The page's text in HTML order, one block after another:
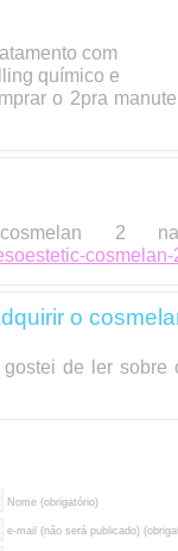
com
químico e
o 2pra
2
cosmelan-
o
de ler sobre
Nome (obrigatório)
e-mail (não será publicado)